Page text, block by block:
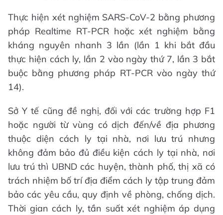
Thực hiện xét nghiệm SARS-CoV-2 bằng phương
pháp Realtime RT-PCR hoặc xét nghiệm bằng
kháng nguyên nhanh 3 lần (lần 1 khi bắt đầu
thực hiện cách ly, lần 2 vào ngày thứ 7, lần 3 bắt
buộc bằng phương pháp RT-PCR vào ngày thứ
14).
Sở Y tế cũng đề nghị, đối với các trường hợp F1
hoặc người từ vùng có dịch đến/về địa phương
thuộc diện cách ly tại nhà, nơi lưu trú nhưng
không đảm bảo đủ điều kiện cách ly tại nhà, nơi
lưu trú thì UBND các huyện, thành phố, thị xã có
trách nhiệm bố trí địa điểm cách ly tập trung đảm
bảo các yêu cầu, quy định về phòng, chống dịch.
Thời gian cách ly, tần suất xét nghiệm áp dụng